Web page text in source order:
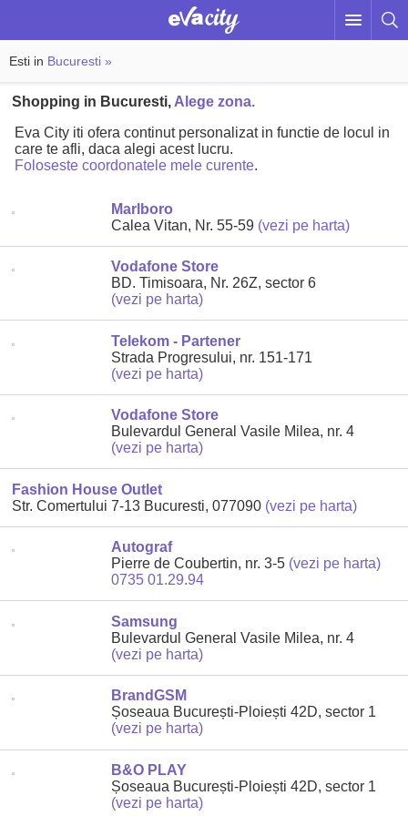
Esti in Bucuresti »
Shopping in Bucuresti, Alege zona.
Eva City iti ofera continut personalizat in functie de locul in
care te afli, daca alegi acest lucru.
Foloseste coordonatele mele curente.
Marlboro
Calea Vitan, Nr. 55-59 (vezi pe harta)
Vodafone Store
BD. Timisoara, Nr. 26Z, sector 6
(vezi pe harta)
Telekom - Partener
Strada Progresului, nr. 151-171
(vezi pe harta)
Vodafone Store
Bulevardul General Vasile Milea, nr. 4
(vezi pe harta)
Fashion House Outlet
Str. Comertului 7-13 Bucuresti, 077090 (vezi pe harta)
Autograf
Pierre de Coubertin, nr. 3-5 (vezi pe harta)
0735 01.29.94
Samsung
Bulevardul General Vasile Milea, nr. 4
(vezi pe harta)
BrandGSM
Șoseaua București-Ploiești 42D, sector 1
(vezi pe harta)
B&O PLAY
Șoseaua București-Ploiești 42D, sector 1
(vezi pe harta)